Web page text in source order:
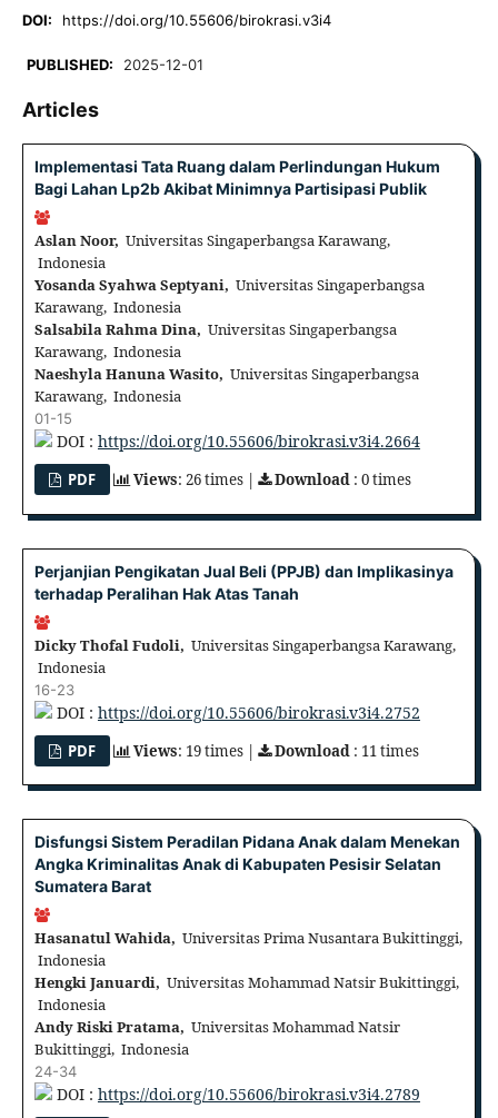
DOI: https://doi.org/10.55606/birokrasi.v3i4
PUBLISHED: 2025-12-01
Articles
Implementasi Tata Ruang dalam Perlindungan Hukum
Bagi Lahan Lp2b Akibat Minimnya Partisipasi Publik
Aslan Noor, Universitas Singaperbangsa Karawang,
Indonesia
Yosanda Syahwa Septyani, Universitas Singaperbangsa
Karawang, Indonesia
Salsabila Rahma Dina, Universitas Singaperbangsa
Karawang, Indonesia
Naeshyla Hanuna Wasito, Universitas Singaperbangsa
Karawang, Indonesia
01-15
DOI : https://doi.org/10.55606/birokrasi.v3i4.2664
PDF Views: 26 times | Download : 0 times
Perjanjian Pengikatan Jual Beli (PPJB) dan Implikasinya
terhadap Peralihan Hak Atas Tanah
Dicky Thofal Fudoli, Universitas Singaperbangsa Karawang,
Indonesia
16-23
DOI : https://doi.org/10.55606/birokrasi.v3i4.2752
PDF Views: 19 times | Download : 11 times
Disfungsi Sistem Peradilan Pidana Anak dalam Menekan
Angka Kriminalitas Anak di Kabupaten Pesisir Selatan
Sumatera Barat
Hasanatul Wahida, Universitas Prima Nusantara Bukittinggi,
Indonesia
Hengki Januardi, Universitas Mohammad Natsir Bukittinggi,
Indonesia
Andy Riski Pratama, Universitas Mohammad Natsir
Bukittinggi, Indonesia
24-34
DOI : https://doi.org/10.55606/birokrasi.v3i4.2789